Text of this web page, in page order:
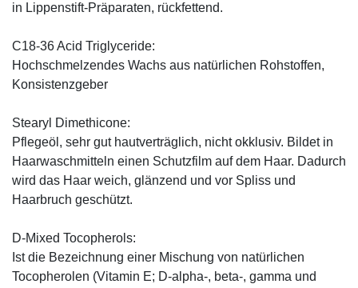
in Lippenstift-Präparaten, rückfettend.
C18-36 Acid Triglyceride:
Hochschmelzendes Wachs aus natürlichen Rohstoffen,
Konsistenzgeber
Stearyl Dimethicone:
Pflegeöl, sehr gut hautverträglich, nicht okklusiv. Bildet in
Haarwaschmitteln einen Schutzfilm auf dem Haar. Dadurch
wird das Haar weich, glänzend und vor Spliss und
Haarbruch geschützt.
D-Mixed Tocopherols:
Ist die Bezeichnung einer Mischung von natürlichen
Tocopherolen (Vitamin E; D-alpha-, beta-, gamma und